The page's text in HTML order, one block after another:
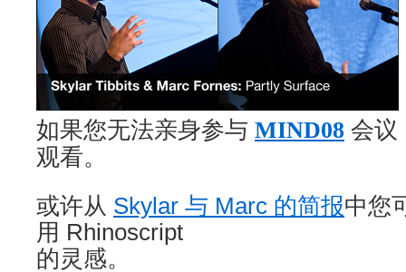
如果您无法亲身参与 MIND08 会议
观看。
或许从 Skylar 与 Marc 的简报中您
用 Rhinoscript
的灵感。